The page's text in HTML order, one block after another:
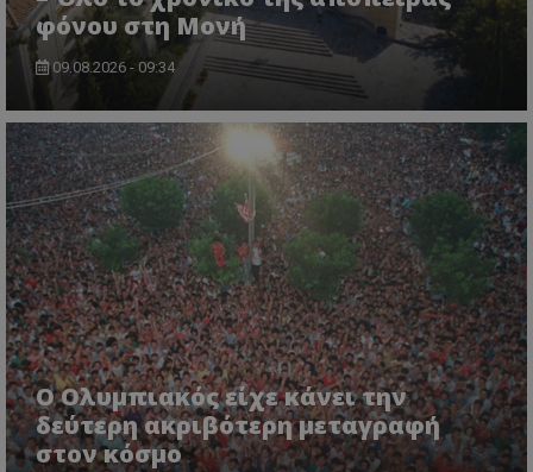
φόνου στη Μονή
09.08.2026 - 09:34
Ο Ολυμπιακός είχε κάνει την
δεύτερη ακριβότερη μεταγραφή
στον κόσμο